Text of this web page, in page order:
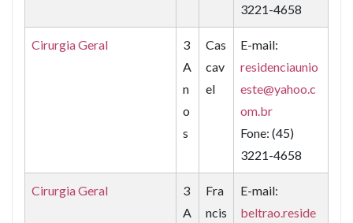
3221-4658
Cirurgia Geral
3
A
n
o
s
Cas
cav
el
E-mail:
residenciaunio
este@yahoo.c
om.br
Fone: (45)
3221-4658
Cirurgia Geral
3
A
Fra
ncis
E-mail:
beltrao.reside